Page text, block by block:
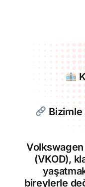
Bizimle
(VKOD),
bireylerle